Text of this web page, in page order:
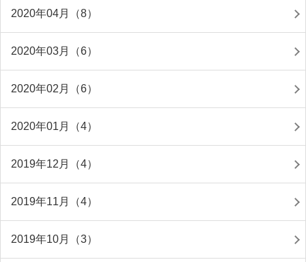
2020年04月（8）
2020年03月（6）
2020年02月（6）
2020年01月（4）
2019年12月（4）
2019年11月（4）
2019年10月（3）